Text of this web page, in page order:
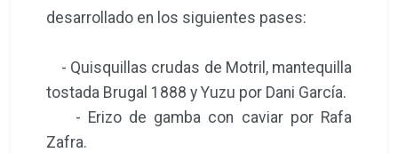
desarrollado en los siguientes pases:
- Quisquillas crudas de Motril, mantequilla
tostada Brugal 1888 y Yuzu por Dani García.
- Erizo de gamba con caviar por Rafa
Zafra.